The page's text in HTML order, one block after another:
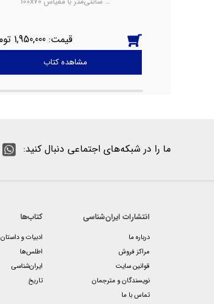
1,950,000
مشاهده کتاب
انتشارات ایران‌شناسی
درباره ما
مراکز فروش
قوانین سایت
نویسندگان و مترجمان
تماس با ما
کتاب‌ها
ادبیات و داستان
اطلس‌ها
ایران‌شناسی
تاریخ